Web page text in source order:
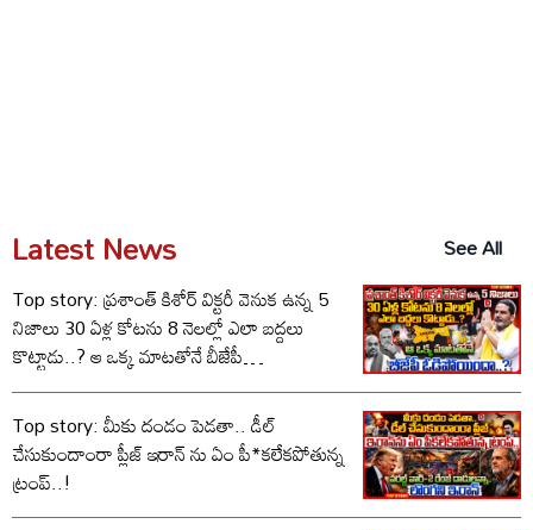
Latest News
See All
Top story: ప్రశాంత్ కిశోర్ విక్టరీ వెనుక ఉన్న 5
నిజాలు 30 ఏళ్ల కోటను 8 నెలల్లో ఎలా బద్దలు
కొట్టాడు..? ఆ ఒక్క మాటతోనే బీజేపీ
ఓడిపోయిందా..?
Top story: మీకు దండం పెడతా.. డీల్
చేసుకుందాంరా ప్లీజ్ ఇరాన్ ను ఏం పీ*కలేకపోతున్న
ట్రంప్..!